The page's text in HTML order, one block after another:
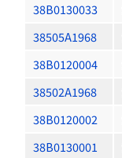
38B0130033
38505A1968
38B0120004
38502A1968
38B0120002
38B0130001